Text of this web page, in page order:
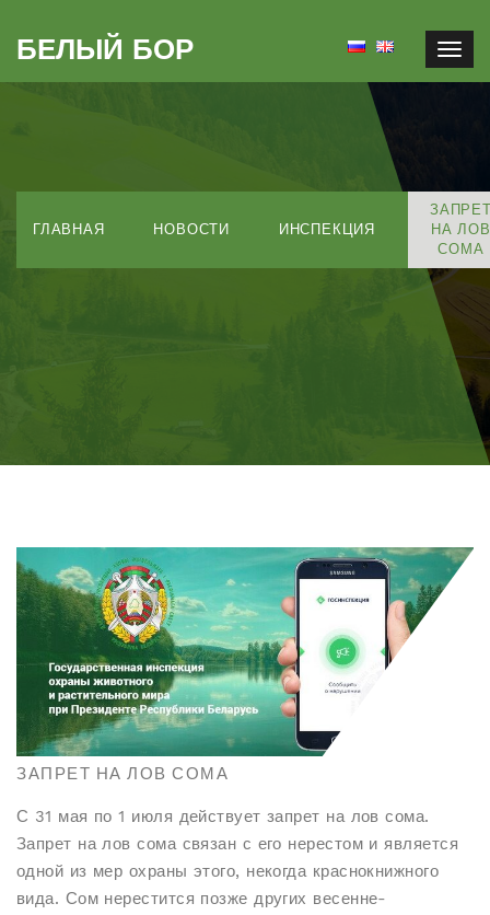
БЕЛЫЙ БОР
ГЛАВНАЯ НОВОСТИ ИНСПЕКЦИЯ
НА ЛОВ
СОМА
ЗАПРЕТ НА ЛОВ СОМА
С 31 мая по 1 июля действует запрет на лов сома.
Запрет на лов сома связан с его нерестом и является
одной из мер охраны этого, некогда краснокнижного
вида. Сом нерестится позже других весенне-